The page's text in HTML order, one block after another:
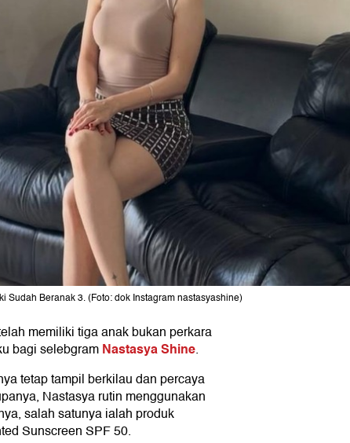
Sudah Beranak 3. (Foto: dok Instagram nastasyashine)
memiliki tiga anak bukan perkara
bagi selebgramNastasya Shine.
tetap tampil berkilau dan percaya
Nastasya rutin menggunakan
salah satunya ialah produk
Sunscreen SPF 50.